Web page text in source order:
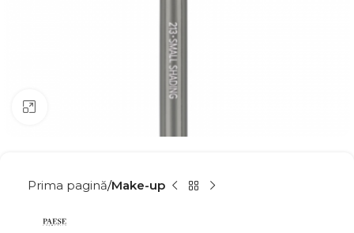
Prima pagină Make-up